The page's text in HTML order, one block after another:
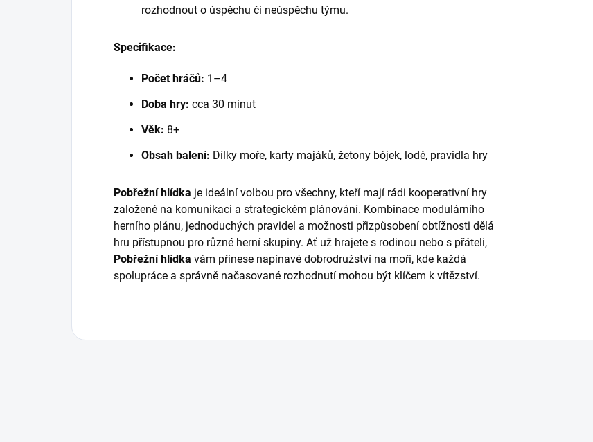
rozhodnout o úspěchu či neúspěchu týmu.
Specifikace:
Počet hráčů: 1–4
Doba hry: cca 30 minut
Věk: 8+
Obsah balení: Dílky moře, karty majáků, žetony bójek, lodě, pravidla hry
Pobřežní hlídka je ideální volbou pro všechny, kteří mají rádi kooperativní hry
založené na komunikaci a strategickém plánování. Kombinace modulárního
herního plánu, jednoduchých pravidel a možnosti přizpůsobení obtížnosti dělá
hru přístupnou pro různé herní skupiny. Ať už hrajete s rodinou nebo s přáteli,
Pobřežní hlídka vám přinese napínavé dobrodružství na moři, kde každá
spolupráce a správně načasované rozhodnutí mohou být klíčem k vítězství.